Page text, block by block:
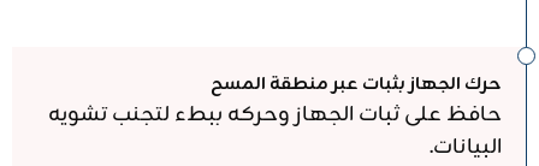
حرك الجهاز بثبات عبر منطقة المسح
حافظ على ثبات الجهاز وحركه ببطء لتجنب تشويه
البيانات.